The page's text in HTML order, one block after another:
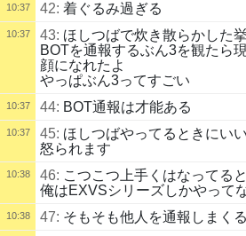
10:37 42: 着ぐるみ過ぎる
10:37 43: ほしつばで炊き散らかした
BOTを通報するぶん3を観たら
顔になれたよ
やっぱぶん3ってすごい
10:37 44: BOT通報は才能ある
10:37 45: ほしつばやってるときにい
怒られます
10:38 46: こつこつ上手くはなってる
俺はEXVSシリーズしかやって
10:38 47: そもそも他人を通報しまく